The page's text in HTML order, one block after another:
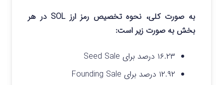
به صورت کلی، نحوه تخصیص رمز ارز SOL در هر
بخش به صورت زیر است:
۱۶.۲۳ درصد برای Seed Sale
۱۲.۹۲ درصد برای Founding Sale